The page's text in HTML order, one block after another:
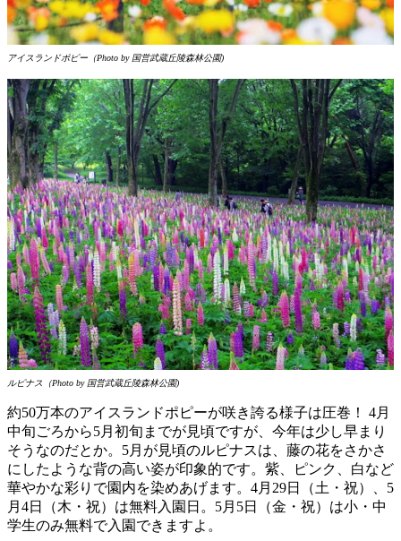
アイスランドポピー（Photo by 国営武蔵丘陵森林公園)
ルピナス（Photo by 国営武蔵丘陵森林公園)
約50万本のアイスランドポピーが咲き誇る様子は圧巻！ 4月
中旬ごろから5月初旬までが見頃ですが、今年は少し早まり
そうなのだとか。5月が見頃のルピナスは、藤の花をさかさ
にしたような背の高い姿が印象的です。紫、ピンク、白など
華やかな彩りで園内を染めあげます。4月29日（土・祝）、5
月4日（木・祝）は無料入園日。5月5日（金・祝）は小・中
学生のみ無料で入園できますよ。